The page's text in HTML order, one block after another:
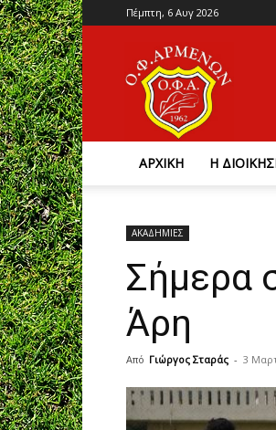
Πέμπτη, 6 Αυγ 2026
ΑΡΧΙΚΗ Η
ΑΚΑΔΗΜΙΕΣ
Σήμερα
Άρη
Από Γιώργος Σταράς - 3